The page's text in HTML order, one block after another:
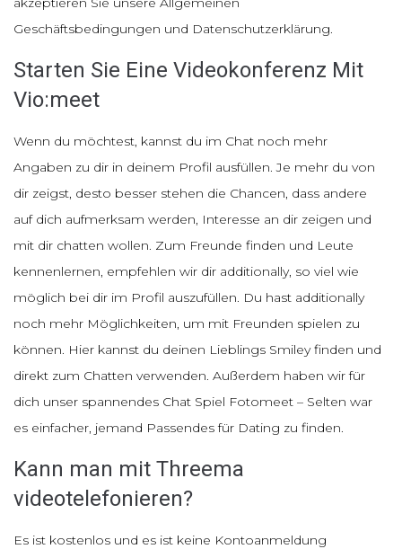
Geschäftsbedingungen und Datenschutzerklärung.
Starten Sie Eine Videokonferenz Mit
Vio:meet
Wenn du möchtest, kannst du im Chat noch mehr
Angaben zu dir in deinem Profil ausfüllen. Je mehr du von
dir zeigst, desto besser stehen die Chancen, dass andere
auf dich aufmerksam werden, Interesse an dir zeigen und
mit dir chatten wollen. Zum Freunde finden und Leute
kennenlernen, empfehlen wir dir additionally, so viel wie
möglich bei dir im Profil auszufüllen. Du hast additionally
noch mehr Möglichkeiten, um mit Freunden spielen zu
können. Hier kannst du deinen Lieblings Smiley finden und
direkt zum Chatten verwenden. Außerdem haben wir für
dich unser spannendes Chat Spiel Fotomeet – Selten war
es einfacher, jemand Passendes für Dating zu finden.
Kann man mit Threema
videotelefonieren?
Es ist kostenlos und es ist keine Kontoanmeldung